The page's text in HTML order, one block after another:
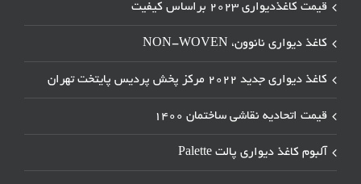
قیمت کاغذدیواری ۲۰۲۳ براساس کیفیت
کاغذ دیواری نانوون، NON-WOVEN
کاغذ دیواری جدید ۲۰۲۲ مرکز پخش پردیس پایتخت تهران
قیمت اتحادیه نقاشی ساختمان ۱۴۰۰
آلبوم کاغذ دیواری پالت Palette